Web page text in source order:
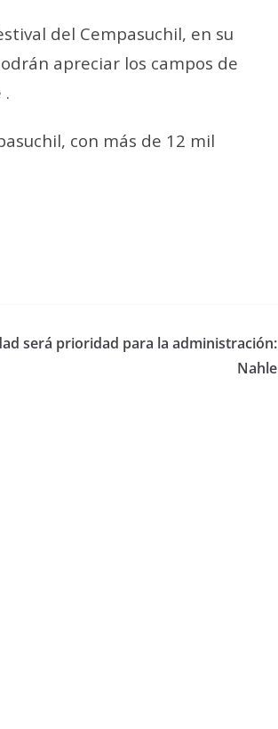
del Cempasuchil, en su
apreciar los campos de
.
con más de 12 mil
será prioridad para la administración:
Nahle